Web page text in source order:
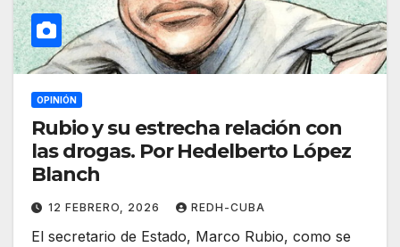
OPINIÓN
Rubio y su estrecha relación con
las drogas. Por Hedelberto López
Blanch
12 FEBRERO, 2026 REDH-CUBA
El secretario de Estado, Marco Rubio, como se